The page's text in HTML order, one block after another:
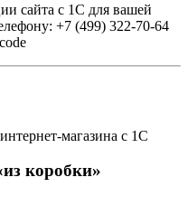
сайта с 1С для вашей
+7 (499) 322-70-64
магазина с 1С
коробки»